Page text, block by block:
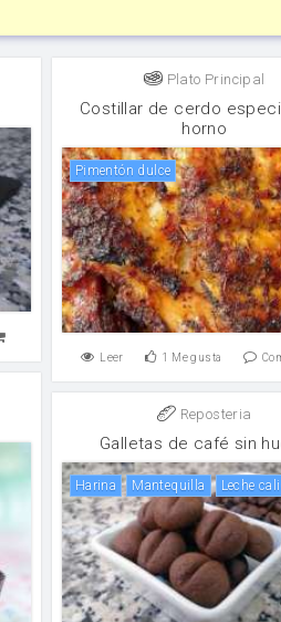
Plato Principal
Costillar de cerdo
horno
Pimentón dulce
Leer 1 Me gusta
Reposteria
Galletas de café sin
harina mantequilla Leche